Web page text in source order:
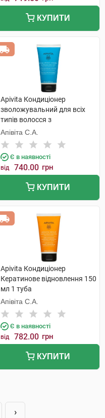
КУПИТИ
Apivita Кондиціонер
зволожувальний для всіх
типів волосся з
гіалуроновою кислотою та
алое 150 мл 1 туба
Апівіта С.А.
Є в наявності
від 740.00 грн
КУПИТИ
Apivita Кондиціонер
Кератинове відновлення 150
мл 1 туба
Апівіта С.А.
Є в наявності
від 782.00 грн
КУПИТИ
›